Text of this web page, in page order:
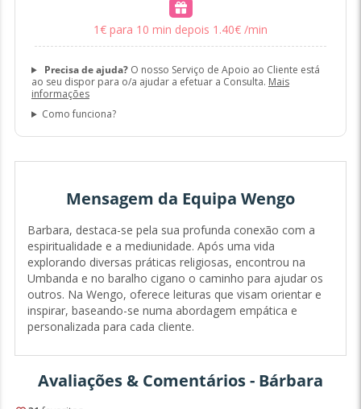
1€ para 10 min depois 1 .40€ /min
Precisa de ajuda?O nosso Serviço de Apoio ao Cliente está
ao seu dispor para o/a ajudar a efetuar a Consulta. Mais
informações
Como funciona?
Mensagem da Equipa Wengo
Barbara, destaca-se pela sua profunda conexão com a
espiritualidade e a mediunidade. Após uma vida
explorando diversas práticas religiosas, encontrou na
Umbanda e no baralho cigano o caminho para ajudar os
outros. Na Wengo, oferece leituras que visam orientar e
inspirar, baseando-se numa abordagem empática e
personalizada para cada cliente.
Avaliações & Comentários - Bárbara